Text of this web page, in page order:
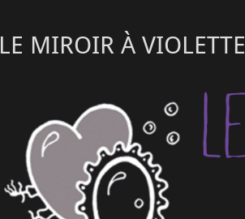
LE MIROIR À VIOLETTE